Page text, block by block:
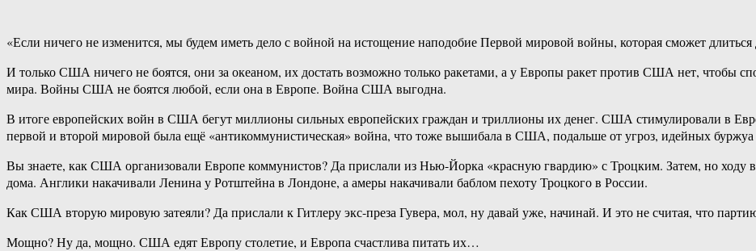
«Если ничего не изменится, мы будем иметь дело с войной на истощение наподобие Первой мировой войны, которая сможет
И только США ничего не боятся, они за океаном, их достать возможно только ракетами, а у Европы ракет против США нет, чтобы
мира. Войны США не боятся любой, если она в Европе. Война США выгодна.
В итоге европейских войн в США бегут миллионы сильных европейских граждан и триллионы их денег. США стимулировали в
первой и второй мировой была ещё «антикоммунистическая» война, что тоже вышибала в США, подальше от угроз, идейных буржуа
Вы знаете, как США организовали Европе коммунистов? Да прислали из Нью-Йорка «красную гвардию» с Троцким. Затем, но ходу
дома. Англики накачивали Ленина у Ротштейна в Лондоне, а амеры накачивали баблом пехоту Троцкого в России.
Как США вторую мировую затеяли? Да прислали к Гитлеру экс-преза Гувера, мол, ну давай уже, начинай. И это не считая, что
Мощно? Ну да, мощно. США едят Европу столетие, и Европа счастлива питать их…